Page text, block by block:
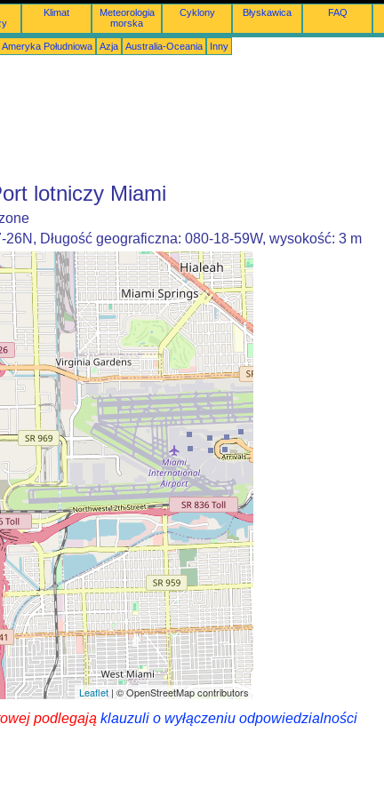
Klimat
Meteorologia
morska
Cyklony Błyskawica FAQ
Ameryka Południowa Azja Australia-Oceania Inny
lotniczy Miami
Długość geograficzna: 080-18-59W, wysokość: 3 m
Leaflet | © OpenStreetMap contributors
podlegają klauzuli o wyłączeniu odpowiedzialności